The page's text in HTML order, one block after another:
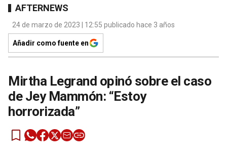
AFTERNEWS
24 de marzo de 2023 | 12:55 publicado hace 3 años
Añadir como fuente en
Mirtha Legrand opinó sobre el caso
de Jey Mammón: “Estoy
horrorizada”